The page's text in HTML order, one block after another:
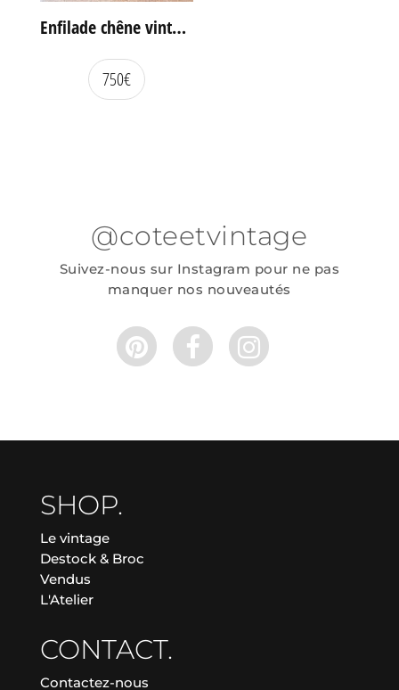
Enfilade chêne vintage portes coulissantes
750€
@coteetvintage
Suivez-nous sur Instagram pour ne pas
manquer nos nouveautés
SHOP.
Le vintage
Destock & Broc
Vendus
L'Atelier
CONTACT.
Contactez-nous